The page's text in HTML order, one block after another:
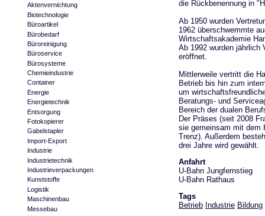
Aktenvernichtung
Biotechnologie
Büroartikel
Bürobedarf
Büroreinigung
Büroservice
Bürosysteme
Chemieindustrie
Container
Energie
Energietechnik
Entsorgung
Fotokopierer
Gabelstapler
Import-Export
Industrie
Industrietechnik
Industrieverpackungen
Kunststoffe
Logistik
Maschinenbau
Messebau
die Rückbenennung in
Ab 1950 wurden
1962 überschwemmte
Wirtschaftsakademie
Ab 1992 wurden jährlich
eröffnet.
Mittlerweile vertritt die
Betrieb bis hin zum
um
Beratungs- und
Bereich der dualen
Der Präses (seit 2008
sie gemeinsam mit dem
Trenz). Außerdem
drei Jahre wird gewählt.
Anfahrt
U-Bahn Jungfernstieg
U-Bahn Rathaus
Tags
Betrieb Industrie Bildung